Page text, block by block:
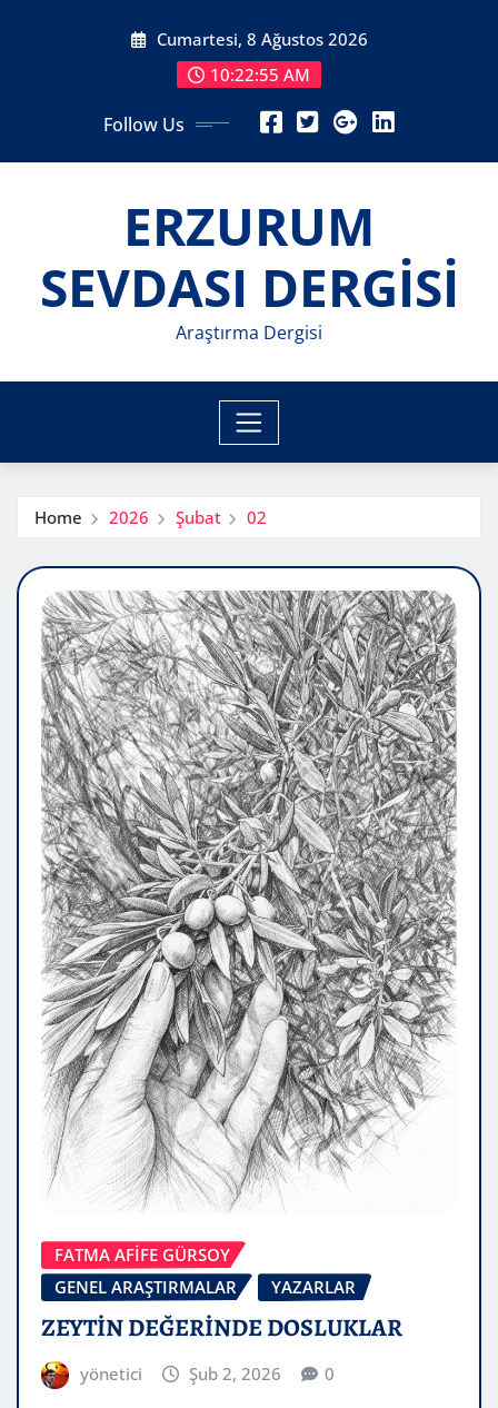
Cumartesi, 8 Ağustos 2026
10:22:57 AM
Follow Us
ERZURUM
SEVDASI DERGİSİ
Araştırma Dergisi
Home 2026 Şubat 02
FATMA AFİFE GÜRSOY
GENEL ARAŞTIRMALAR
YAZARLAR
ZEYTİN DEĞERİNDE DOSLUKLAR
yönetici Şub 2, 2026 0